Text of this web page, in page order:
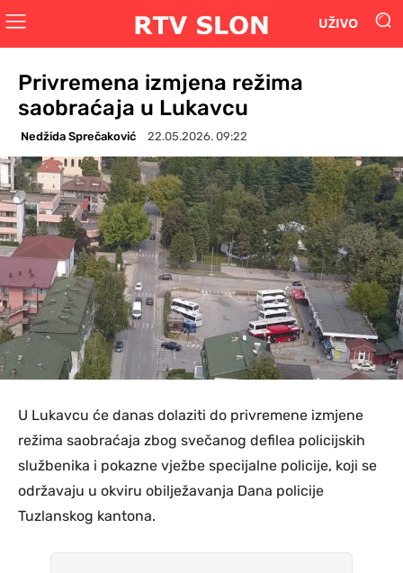
UŽIVO
Privremena izmjena režima
saobraćaja u Lukavcu
Nedžida Sprečaković 22.05.2026. 09:22
U Lukavcu će danas dolaziti do privremene izmjene
režima saobraćaja zbog svečanog defilea policijskih
službenika i pokazne vježbe specijalne policije, koji se
održavaju u okviru obilježavanja Dana policije
Tuzlanskog kantona.